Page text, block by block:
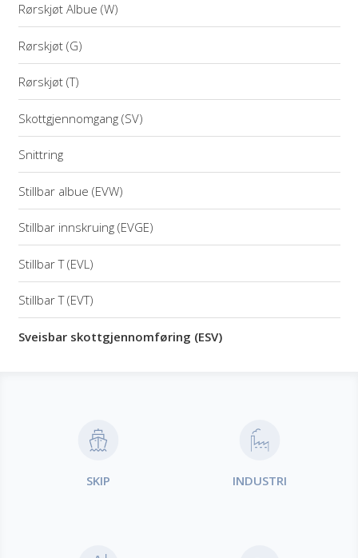
Rørskjøt Albue (W)
Rørskjøt (G)
Rørskjøt (T)
Skottgjennomgang (SV)
Snittring
Stillbar albue (EVW)
Stillbar innskruing (EVGE)
Stillbar T (EVL)
Stillbar T (EVT)
Sveisbar skottgjennomføring (ESV)
Produktområder
SKIP INDUSTRI